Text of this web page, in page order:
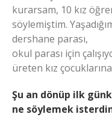
kurarsam, 10 kız
söylemiştim.
dershane parası,
okul parası için
üreten kız
Şu an dönüp ilk
ne söylemek